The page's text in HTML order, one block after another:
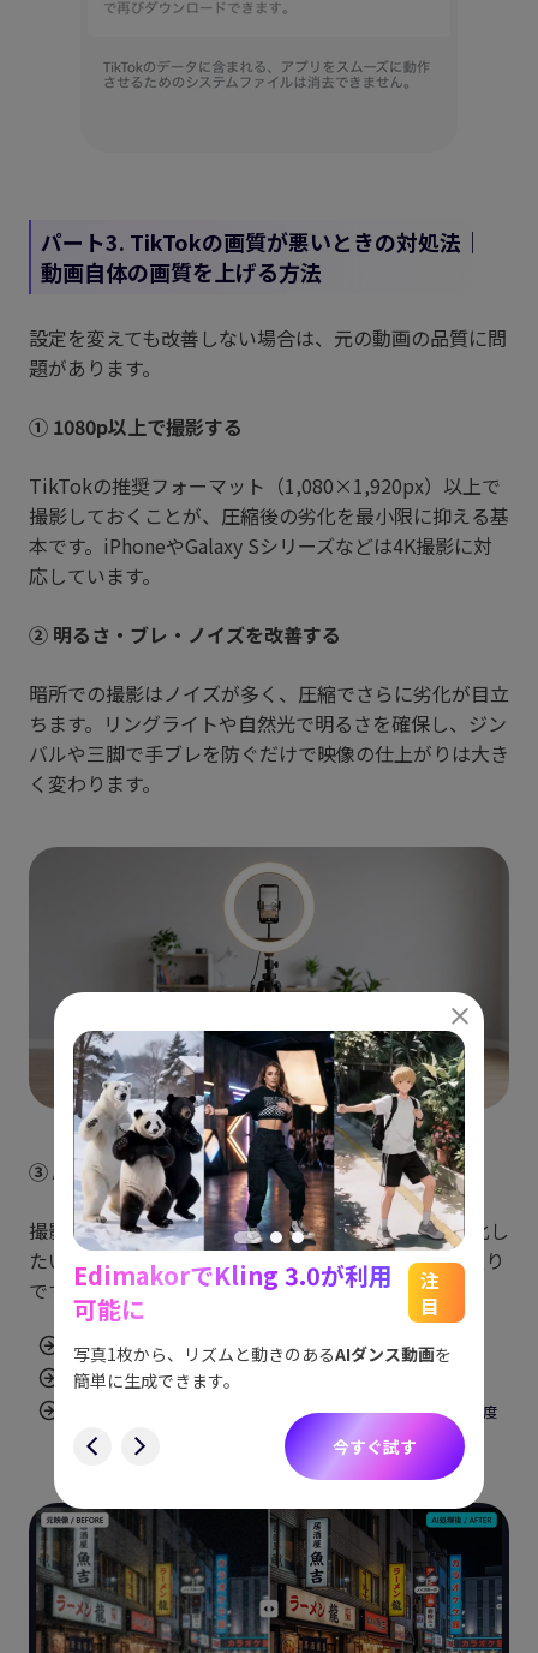
パート3. TikTokの画質が悪いときの対処法｜
動画自体の画質を上げる方法
設定を変えても改善しない場合は、元の動画の品質に問
題があります。
① 1080p以上で撮影する
TikTokの推奨フォーマット（1,080×1,920px）以上で
撮影しておくことが、圧縮後の劣化を最小限に抑える基
本です。iPhoneやGalaxy Sシリーズなどは4K撮影に対
応しています。
② 明るさ・ブレ・ノイズを改善する
暗所での撮影はノイズが多く、圧縮でさらに劣化が目立
ちます。リングライトや自然光で明るさを確保し、ジン
バルや三脚で手ブレを防ぐだけで映像の仕上がりは大き
く変わります。
③ AI動画高画質化ツールを使う
撮影環境を変えられない場合や、既存動画を高画質化し
たい場合はAIツールが有効です。主な機能は以下の通り
です。
AI補正：シャープネスや色調をAIが自動で最適化
色彩強化：彩度・コントラストを自動調整
解像度アップスケーリング：HD映像をフルHD・4K相当に高解像度
EdimakorでKling 3.0が利用
可能に
注
目
写真1枚から、リズムと動きのあるAIダンス動画を
簡単に生成できます。
今すぐ試す